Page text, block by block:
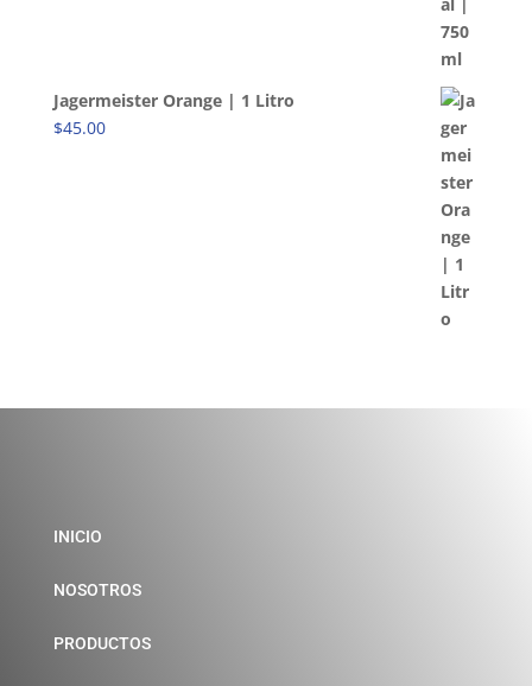
Jagermeister Orange | 1 Litro
$45.00
INICIO
NOSOTROS
PRODUCTOS